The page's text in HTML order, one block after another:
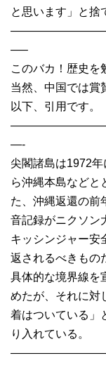
と思います」と捨
—–
このバカ！歴史を
当然、中国では賞
以下、引用です。
—-
尖閣諸島は1972
ら沖縄本島などと
た、沖縄返還の前
音記録がニクソン
キッシンジャー安
返されるべきもの
具体的な境界線を
めたが、それに対
着はついている」
り入れている。